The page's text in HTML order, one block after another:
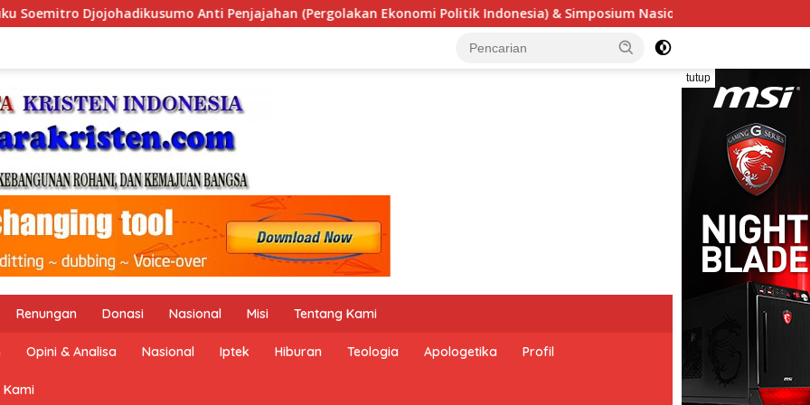
Ekonomi Politik Indonesia) & Simposium Nasional “Urgensi Undang-Undang Perekonomian Nasional dan
tutup
Renungan Donasi Nasional Misi Tentang Kami
Opini & Analisa Nasional Iptek Hiburan Teologia Apologetika Profil
Kami